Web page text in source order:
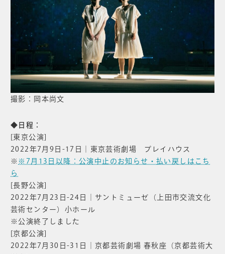
撮影：岡本尚文
◆日程：
[東京公演]
2022年7月9日-17日｜東京芸術劇場 プレイハウス
※ ※7月13日以降：公演中止のお知らせ・払い戻しはこち
ら
[長野公演]
2022年7月23日-24日｜サントミューゼ（上田市交流文化
芸術センター）小ホール
※公演終了しました
[京都公演]
2022年7月30日-31日｜京都芸術劇場 春秋座（京都芸術大